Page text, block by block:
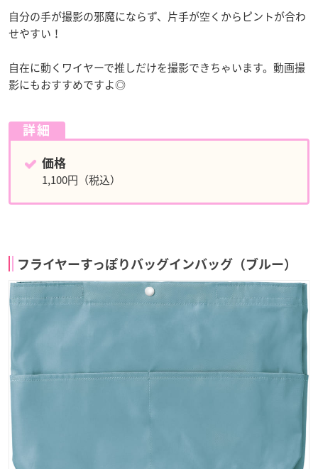
自分の手が撮影の邪魔にならず、片手が空くからピントが合わ
せやすい！
自在に動くワイヤーで推しだけを撮影できちゃいます。動画撮
影にもおすすめですよ◎
詳細
価格
1,100円（税込）
フライヤーすっぽりバッグインバッグ（ブルー）